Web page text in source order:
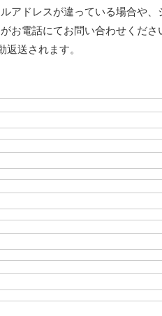
アドレスが違っている場合や
お電話にてお問い合わせくださ
送されます。